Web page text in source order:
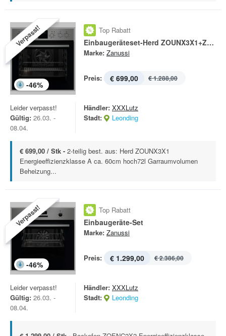
Verpasst!
-46%
Top Rabatt
Einbaugeräteset-Herd ZOUNX3X1+ZHDN640X
Marke: Zanussi
Preis: € 699,00 € 1.288,00
Leider verpasst!
Gültig: 26.03. -
08.04.
Händler: XXXLutz
Stadt:
Leonding
€ 699,00 / Stk - 2-teilig best. aus: Herd ZOUNX3X1
Energieeffizienzklasse A ca. 60cm hoch72l Garraumvolumen
Beheizung...
Verpasst!
-46%
Top Rabatt
Einbaugeräte-Set
Marke: Zanussi
Preis: € 1.299,00 € 2.386,00
Leider verpasst!
Gültig: 26.03. -
08.04.
Händler: XXXLutz
Stadt:
Leonding